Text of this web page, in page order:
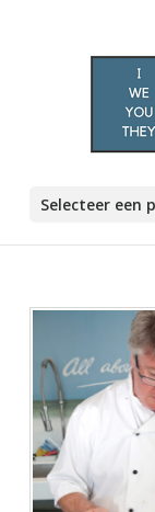
Selecteer een